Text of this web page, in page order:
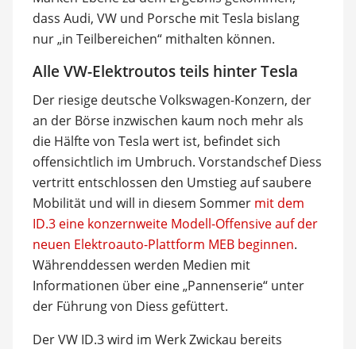
dass Audi, VW und Porsche mit Tesla bislang
nur „in Teilbereichen“ mithalten können.
Alle VW-Elektroutos teils hinter Tesla
Der riesige deutsche Volkswagen-Konzern, der
an der Börse inzwischen kaum noch mehr als
die Hälfte von Tesla wert ist, befindet sich
offensichtlich im Umbruch. Vorstandschef Diess
vertritt entschlossen den Umstieg auf saubere
Mobilität und will in diesem Sommer mit dem
ID.3 eine konzernweite Modell-Offensive auf der
neuen Elektroauto-Plattform MEB beginnen.
Währenddessen werden Medien mit
Informationen über eine „Pannenserie“ unter
der Führung von Diess gefüttert.
Der VW ID.3 wird im Werk Zwickau bereits